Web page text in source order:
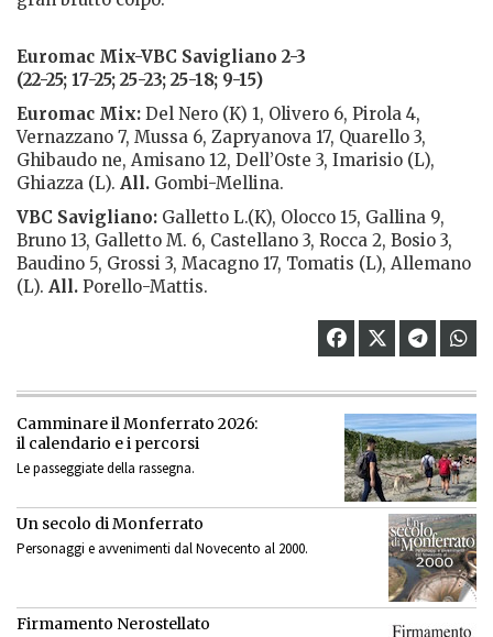
Euromac Mix-VBC Savigliano 2-3
(22-25; 17-25; 25-23; 25-18; 9-15)
Euromac Mix: Del Nero (K) 1, Olivero 6, Pirola 4,
Vernazzano 7, Mussa 6, Zapryanova 17, Quarello 3,
Ghibaudo ne, Amisano 12, Dell’Oste 3, Imarisio (L),
Ghiazza (L). All. Gombi-Mellina.
VBC Savigliano: Galletto L.(K), Olocco 15, Gallina 9,
Bruno 13, Galletto M. 6, Castellano 3, Rocca 2, Bosio 3,
Baudino 5, Grossi 3, Macagno 17, Tomatis (L), Allemano
(L). All. Porello-Mattis.
Camminare il Monferrato 2026:
il calendario e i percorsi
Le passeggiate della rassegna.
Un secolo di Monferrato
Personaggi e avvenimenti dal Novecento al 2000.
Firmamento Nerostellato